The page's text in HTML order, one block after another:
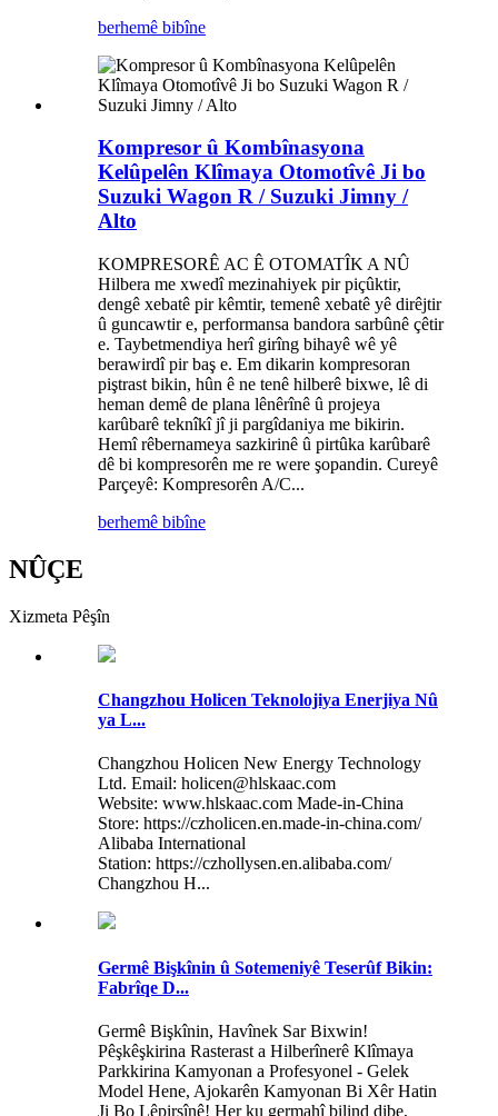
berhemê bibîne
Kompresor û Kombînasyona
Kelûpelên Klîmaya Otomotîvê Ji bo
Suzuki Wagon R / Suzuki Jimny /
Alto
KOMPRESORÊ AC Ê OTOMATÎK A NÛ
Hilbera me xwedî mezinahiyek pir piçûktir,
dengê xebatê pir kêmtir, temenê xebatê yê dirêjtir
û guncawtir e, performansa bandora sarbûnê çêtir
e. Taybetmendiya herî girîng bihayê wê yê
berawirdî pir baş e. Em dikarin kompresoran
piştrast bikin, hûn ê ne tenê hilberê bixwe, lê di
heman demê de plana lênêrînê û projeya
karûbarê teknîkî jî ji pargîdaniya me bikirin.
Hemî rêbernameya sazkirinê û pirtûka karûbarê
dê bi kompresorên me re were şopandin. Cureyê
Parçeyê: Kompresorên A/C...
berhemê bibîne
NÛÇE
Xizmeta Pêşîn
Changzhou Holicen Teknolojiya Enerjiya Nû
ya L...
Changzhou Holicen New Energy Technology
Ltd. Email: holicen@hlskaac.com
Website: www.hlskaac.com Made-in-China
Store: https://czholicen.en.made-in-china.com/
Alibaba International
Station: https://czhollysen.en.alibaba.com/
Changzhou H...
Germê Bişkînin û Sotemeniyê Teserûf Bikin:
Fabrîqe D...
Germê Bişkînin, Havînek Sar Bixwin!
Pêşkêşkirina Rasterast a Hilberînerê Klîmaya
Parkkirina Kamyonan a Profesyonel - Gelek
Model Hene, Ajokarên Kamyonan Bi Xêr Hatin
Ji Bo Lêpirsînê! Her ku germahî bilind dibe,